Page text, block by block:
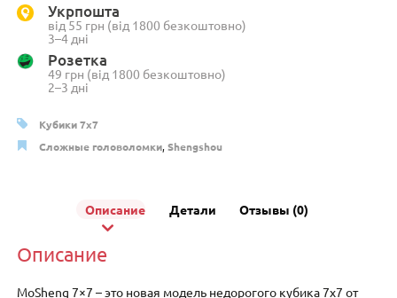
Укрпошта
від 55 грн (від 1800 безкоштовно)
3–4 дні
Розетка
49 грн (від 1800 безкоштовно)
2–3 дні
Кубики 7х7
Сложные головоломки,Shengshou
Описание Детали Отзывы (0)
Описание
MoSheng 7×7 – это новая модель недорогого кубика 7х7 от